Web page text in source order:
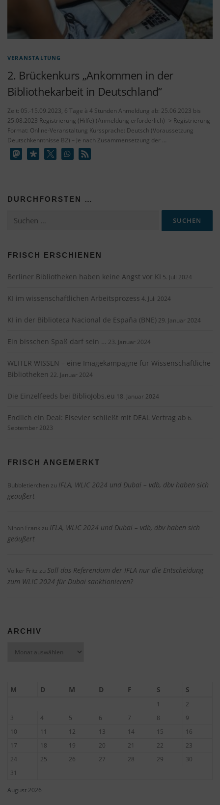
VERANSTALTUNG
2. Brückenkurs „Ankommen in der
Bibliothekarbeit in Deutschland“
Zeit: 05.-15.09.2023, 6 Tage à 4 Stunden Anmeldung ab: 25.06.2023 bis
25.08.2023 Registrierung (Hilfe) (Anmeldung erforderlich) -> Registrierung
Format: Online-Veranstaltung Kurssprache: Deutsch (Voraussetzung
Deutschkenntnisse B2) – Je nach Zusammensetzung der …
DURCHFORSTEN …
nach:
FRISCH ERSCHIENEN
Berliner Bibliotheken haben keine Angst vor KI 5. Juli 2024
KI im wissenschaftlichen Arbeitsprozess 4. Juli 2024
KI in der Biblioteca Nacional de España (BNE) 29. Januar 2024
Ein bisschen Spaß darf sein … 23. Januar 2024
WEITER WISSEN – eine Imagekampagne für Wissenschaftliche
Bibliotheken 22. Januar 2024
Die Einzelfeeds bei BiblioJobs.eu 18. Januar 2024
Endlich ein Deal: Elsevier schließt mit DEAL Vertrag ab 6.
September 2023
FRISCH ANGEMERKT
Bubbletierchen zu IFLA, WLIC 2024 und Dubai – vdb, dbv haben sich
geäußert
Ninon Frank zu IFLA, WLIC 2024 und Dubai – vdb, dbv haben sich
geäußert
Volker Fritz zu Soll das Referendum der IFLA nur die Entscheidung
zum WLIC 2024 für Dubai sanktionieren?
ARCHIV
August 2026
M D M D F S S
1
2
3
4 5 6 7 8
9
10
11 12 13 14 15
16
17
18 19 20 21 22
23
24
25 26 27 28 29
30
31